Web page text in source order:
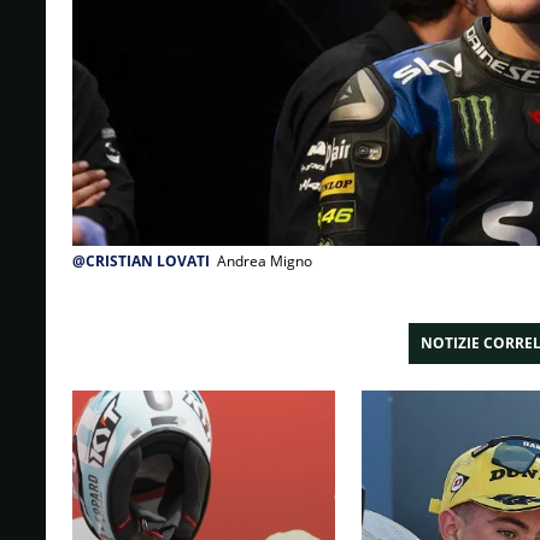
@CRISTIAN LOVATI Andrea Migno
NOTIZIE